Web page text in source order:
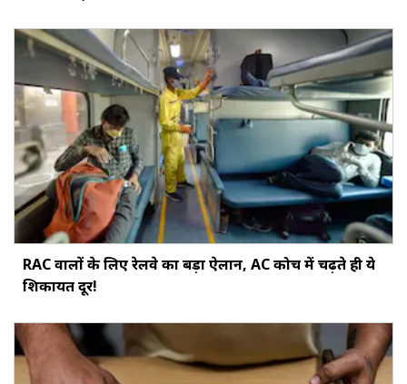
RAC वालों के लिए रेलवे का बड़ा ऐलान, AC कोच में चढ़ते ही ये
शिकायत दूर!